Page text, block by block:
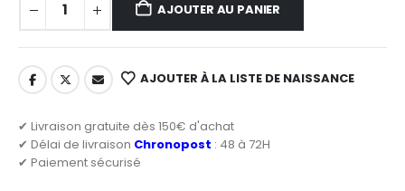
AJOUTER AU PANIER
AJOUTER À LA LISTE DE NAISSANCE
✔ Livraison gratuite dès 150€ d'achat
✔ Délai de livraison Chronopost : 48 à 72H
✔ Paiement sécurisé